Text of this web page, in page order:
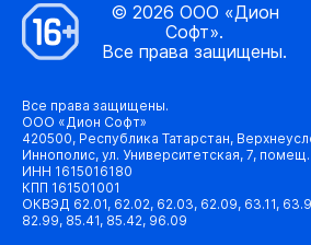
© 2026 ООО «Дион
Софт».
Все права защищены.
Все права защищены.
ООО «Дион Софт»
420500, Республика Татарстан,
Иннополис, ул. Университетская, 7,
ИНН 1615016180
КПП 161501001
ОКВЭД 62.01, 62.02, 62.03, 62.09, 63.11,
82.99, 85.41, 85.42, 96.09